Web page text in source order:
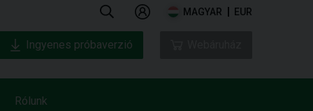
MAGYAR EUR
Rólunk
Ingyenes próbaverzió